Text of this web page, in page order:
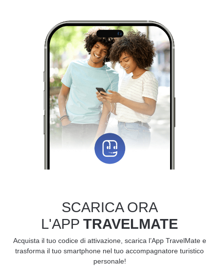
SCARICA ORA
L'APP TRAVELMATE
Acquista il tuo codice di attivazione, scarica l’App TravelMate e
trasforma il tuo smartphone nel tuo accompagnatore turistico
personale!